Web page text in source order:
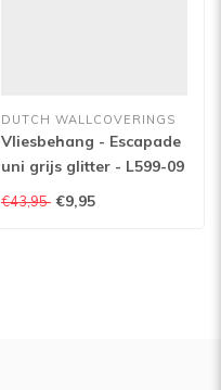
DUTCH WALLCOVERINGS
Vliesbehang - Escapade
uni grijs glitter - L599-09
€43,95 €9,95